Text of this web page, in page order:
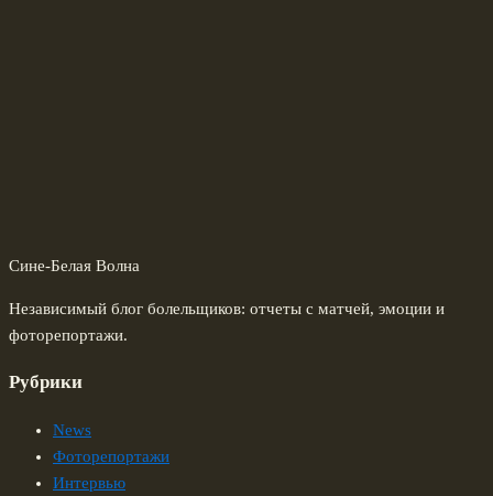
Сине-Белая Волна
Независимый блог болельщиков: отчеты с матчей, эмоции и
фоторепортажи.
Рубрики
News
Фоторепортажи
Интервью